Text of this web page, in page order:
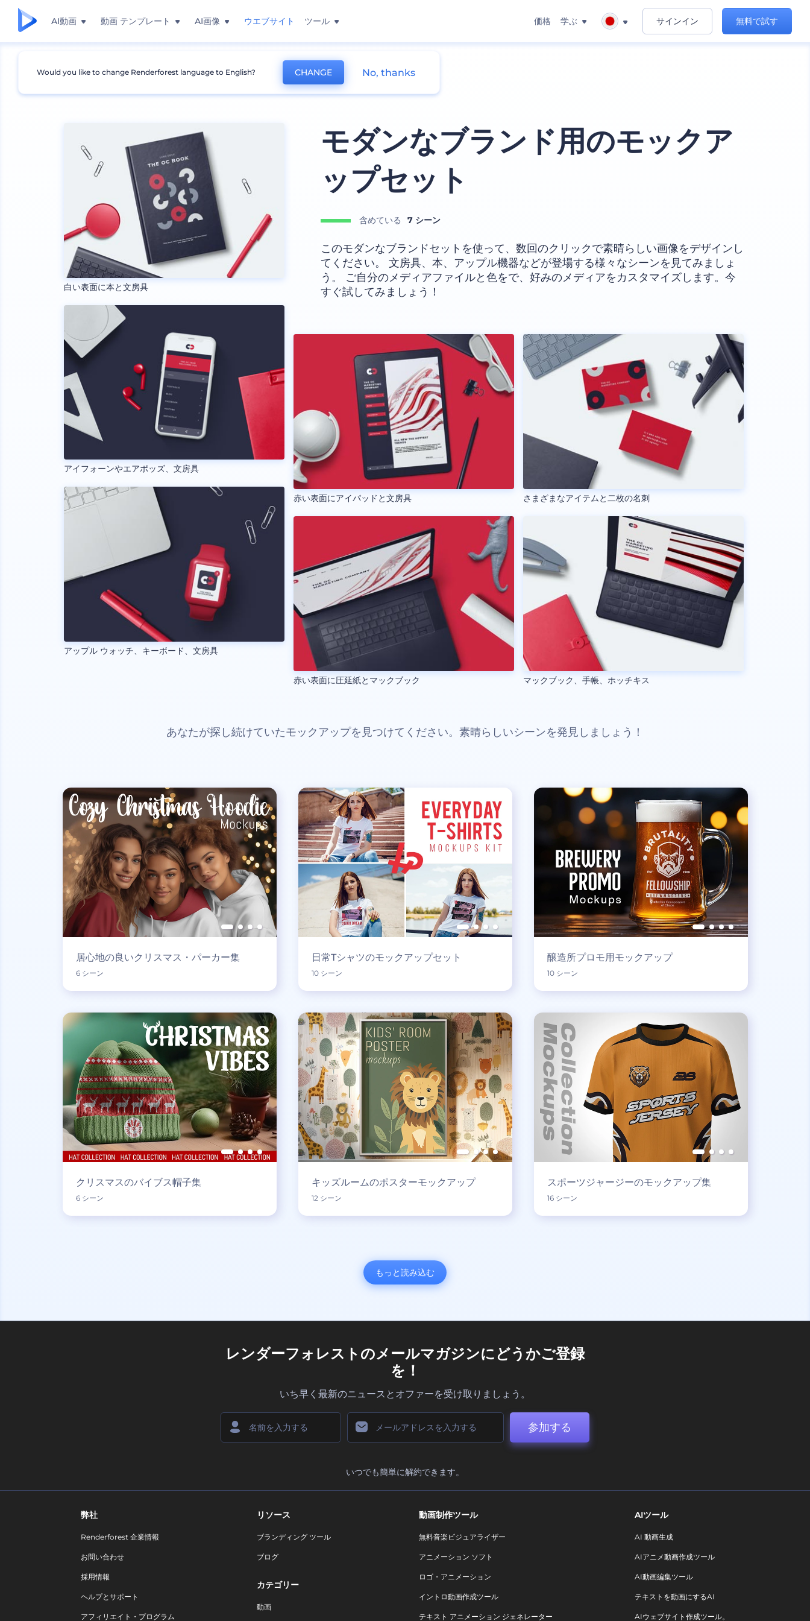
AI動画 動画 テンプレート AI画像 ウエブサイト ツール 価格 学ぶ サインイン 無料で試す
モックアップ デバイス ノートパソコンのモックアップ
白い表面に本と文房具
アイフォーンやエアポッズ、文房具
アップル ウォッチ、キーボード、文房具
モダンなブランド用のモックア
ップセット
含めている 7 シーン
このモダンなブランドセットを使って、数回のクリックで素晴らしい画像をデザインし
てください。 文房具、本、アップル機器などが登場する様々なシーンを見てみましょ
う。 ご自分のメディアファイルと色をで、好みのメディアをカスタマイズします。今
すぐ試してみましょう！
赤い表面にアイパッドと文房具
赤い表面に圧延紙とマックブック
さまざまなアイテムと二枚の名刺
マックブック、手帳、ホッチキス
あなたが探し続けていたモックアップを見つけてください。素晴らしいシーンを発見しましょう！
居心地の良いクリスマス・パーカー集
6 シーン
日常Tシャツのモックアップセット
10 シーン
醸造所プロモ用モックアップ
10 シーン
クリスマスのバイブス帽子集
6 シーン
キッズルームのポスターモックアップ
12 シーン
スポーツジャージーのモックアップ集
16 シーン
もっと読み込む
レンダーフォレストのメールマガジンにどうかご登録
を！
いち早く最新のニュースとオファーを受け取りましょう。
参加する
いつでも簡単に解約できます。
弊社
Renderforest 企業情報
お問い合わせ
採用情報
ヘルプとサポート
アフィリエイト・プログラム
リソース
ブランディング ツール
ブログ
カテゴリー
動画
動画制作ツール
無料音楽ビジュアライザー
アニメーション ソフト
ロゴ・アニメーション
イントロ動画作成ツール
テキスト アニメーション ジェネレーター
AIツール
AI 動画生成
AIアニメ動画作成ツール
AI動画編集ツール
テキストを動画にするAI
AIウェブサイト作成ツール。
Would you like to change Renderforest language to English? CHANGE No, thanks